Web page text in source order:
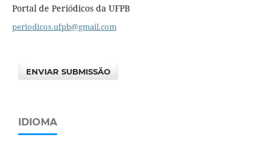
Portal de Periódicos da UFPB
periodicos.ufpb@gmail.com
ENVIAR SUBMISSÃO
IDIOMA